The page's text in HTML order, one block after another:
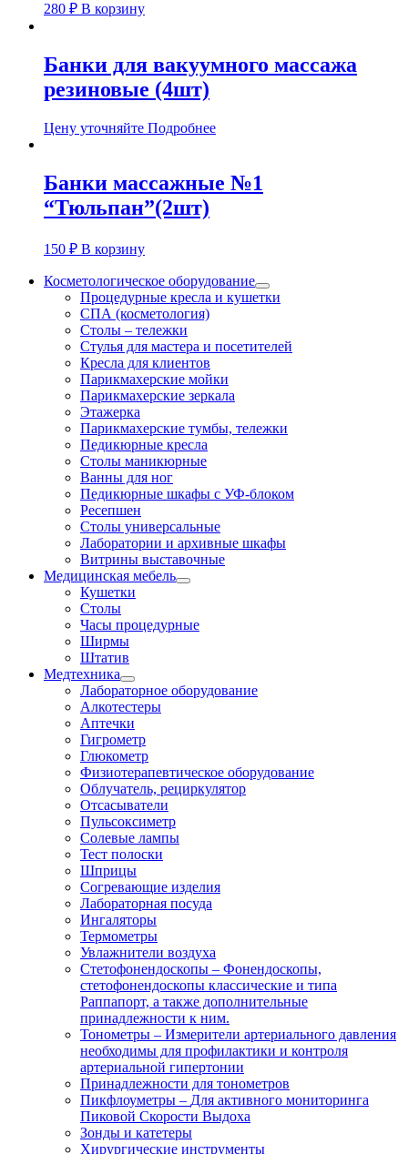
280 ₽ В корзину
Банки для вакуумного массажа
резиновые (4шт)
Цену уточняйте Подробнее
Банки массажные №1
“Тюльпан”(2шт)
150 ₽ В корзину
Косметологическое оборудование
Процедурные кресла и кушетки
СПА (косметология)
Столы – тележки
Стулья для мастера и посетителей
Кресла для клиентов
Парикмахерские мойки
Парикмахерские зеркала
Этажерка
Парикмахерские тумбы, тележки
Педикюрные кресла
Столы маникюрные
Ванны для ног
Педикюрные шкафы с УФ-блоком
Ресепшен
Столы универсальные
Лаборатории и архивные шкафы
Витрины выставочные
Медицинская мебель
Кушетки
Столы
Часы процедурные
Ширмы
Штатив
Медтехника
Лабораторное оборудование
Алкотестеры
Аптечки
Гигрометр
Глюкометр
Физиотерапевтическое оборудование
Облучатель, рециркулятор
Отсасыватели
Пульсоксиметр
Солевые лампы
Тест полоски
Шприцы
Согревающие изделия
Лабораторная посуда
Ингаляторы
Термометры
Увлажнители воздуха
Стетофонендоскопы – Фонендоскопы,
стетофонендоскопы классические и типа
Раппапорт, а также дополнительные
принадлежности к ним.
Тонометры – Измерители артериального давления
необходимы для профилактики и контроля
артериальной гипертонии
Принадлежности для тонометров
Пикфлоуметры – Для активного мониторинга
Пиковой Скорости Выдоха
Зонды и катетеры
Хирургические инструменты